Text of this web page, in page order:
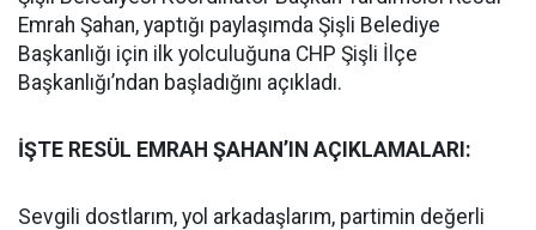
Emrah Şahan, yaptığı paylaşımda Şişli Belediye
Başkanlığı için ilk yolculuğuna CHP Şişli İlçe
Başkanlığı’ndan başladığını açıkladı.
İŞTE RESÜL EMRAH ŞAHAN’IN AÇIKLAMALARI:
Sevgili dostlarım, yol arkadaşlarım, partimin değerli